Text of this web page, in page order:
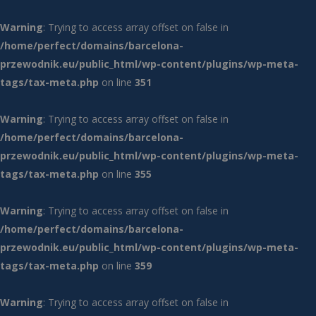
Warning: Trying to access array offset on false in
/home/perfect/domains/barcelona-
przewodnik.eu/public_html/wp-content/plugins/wp-meta-
tags/tax-meta.php on line 351
Warning: Trying to access array offset on false in
/home/perfect/domains/barcelona-
przewodnik.eu/public_html/wp-content/plugins/wp-meta-
tags/tax-meta.php on line 355
Warning: Trying to access array offset on false in
/home/perfect/domains/barcelona-
przewodnik.eu/public_html/wp-content/plugins/wp-meta-
tags/tax-meta.php on line 359
Warning: Trying to access array offset on false in